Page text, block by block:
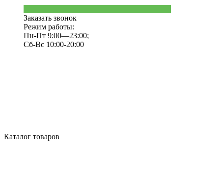
Заказать звонок
Режим работы:
Пн-Пт 9:00—23:00;
Сб-Вс 10:00-20:00
Каталог товаров